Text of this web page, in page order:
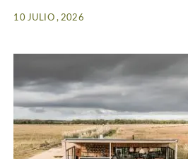
10 JULIO , 2026